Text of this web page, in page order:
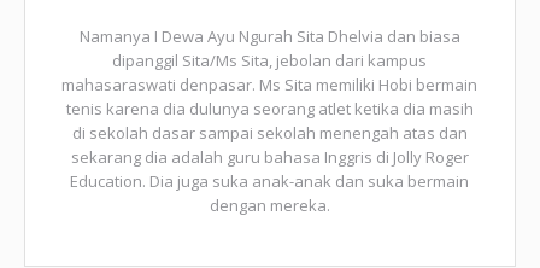
Namanya I Dewa Ayu Ngurah Sita Dhelvia dan biasa
dipanggil Sita/Ms Sita, jebolan dari kampus
mahasaraswati denpasar. Ms Sita memiliki Hobi bermain
tenis karena dia dulunya seorang atlet ketika dia masih
di sekolah dasar sampai sekolah menengah atas dan
sekarang dia adalah guru bahasa Inggris di Jolly Roger
Education. Dia juga suka anak-anak dan suka bermain
dengan mereka.